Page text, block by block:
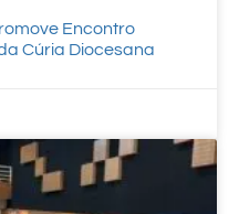
Encontro
Cúria Diocesana